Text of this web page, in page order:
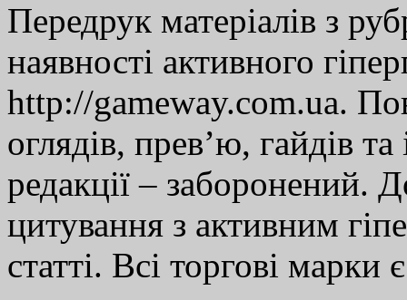
Передрук матеріалів з
наявності активного
http://gameway.com.ua.
оглядів, прев’ю, гайдів
редакції – заборонений.
цитування з активним
статті. Всі торгові марки